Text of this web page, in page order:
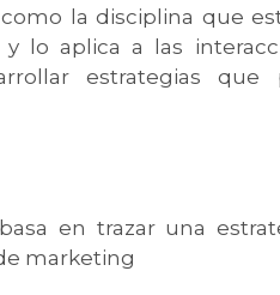
como la disciplina que
lo aplica a las
estrategias que
en trazar una
marketing